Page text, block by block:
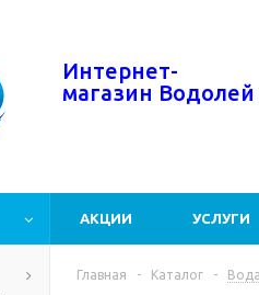
Интернет-
магазин Водолей
АКЦИИ УСЛУГИ
Главная - Каталог - Вода